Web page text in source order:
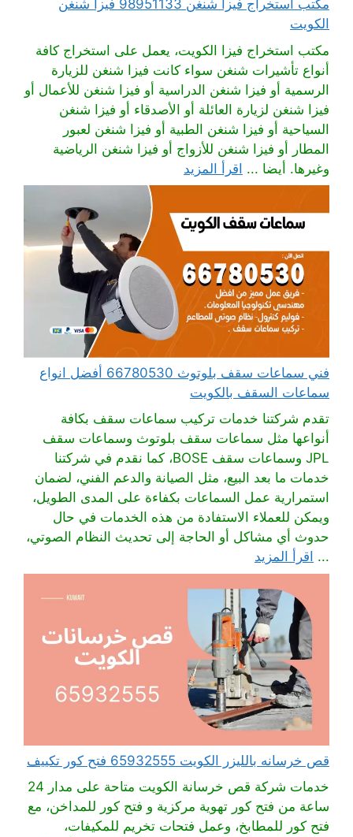
مكتب استخراج فيزا شنغن 98951133 فيزا شنغن
الكويت
مكتب استخراج فيزا الكويت، يعمل على استخراج كافة
أنواع تأشيرات شنغن سواء كانت فيزا شنغن للزيارة
الرسمية أو فيزا شنغن الدراسية أو فيزا شنغن للأعمال أو
فيزا شنغن لزيارة العائلة أو الأصدقاء أو فيزا شنغن
السياحية أو فيزا شنغن الطبية أو فيزا شنغن لعبور
المطار أو فيزا شنغن للأزواج أو فيزا شنغن الرياضية
وغيرها. أيضا ... اقرأ المزيد
فني سماعات سقف بلوتوث 66780530 أفضل انواع
سماعات السقف بالكويت
تقدم شركتنا خدمات تركيب سماعات سقف بكافة
أنواعها مثل سماعات سقف بلوتوث وسماعات سقف
JPL وسماعات سقف BOSE، كما نقدم في شركتنا
خدمات ما بعد البيع، مثل الصيانة والدعم الفني، لضمان
استمرارية عمل السماعات بكفاءة على المدى الطويل،
ويمكن للعملاء الاستفادة من هذه الخدمات في حال
حدوث أي مشاكل أو الحاجة إلى تحديث النظام الصوتي،
... اقرأ المزيد
قص خرسانه بالليزر الكويت 65932555 فتح كور تكييف
خدمات شركة قص خرسانة الكويت متاحة على مدار 24
ساعة من فتح كور تهوية مركزية و فتح كور للمداخن، مع
فتح كور للمطابخ، وعمل فتحات تخريم للمكيفات،